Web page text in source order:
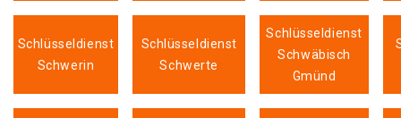
Schlüsseldienst
Schwerin
Schlüsseldienst
Schwerte
Schlüsseldienst
Schwäbisch
Gmünd